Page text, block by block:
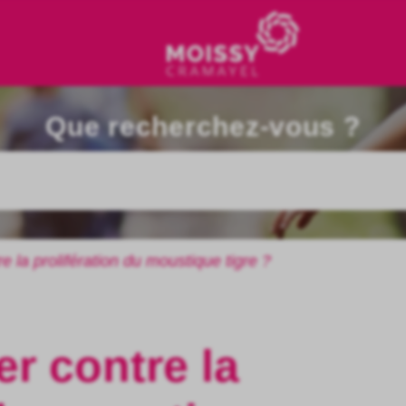
Que recherchez-vous ?
la prolifération du moustique tigre ?
contre la